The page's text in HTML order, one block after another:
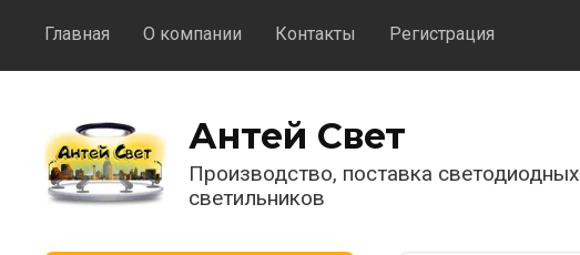
Главная О компании Контакты Регистрация
Антей Свет
Производство, поставка светодиодных
светильников